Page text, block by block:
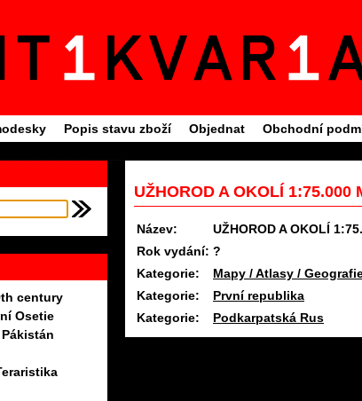
Popis stavu zboží Objednat Obchodní
century
Osetie
UŽHOROD A OKOLÍ 1:75.000
Název:
UŽHOROD A OKOLÍ
Rok vydání: ?
Kategorie:
Mapy / Atlasy /
Kategorie:
První republika
Kategorie:
Podkarpatská Rus